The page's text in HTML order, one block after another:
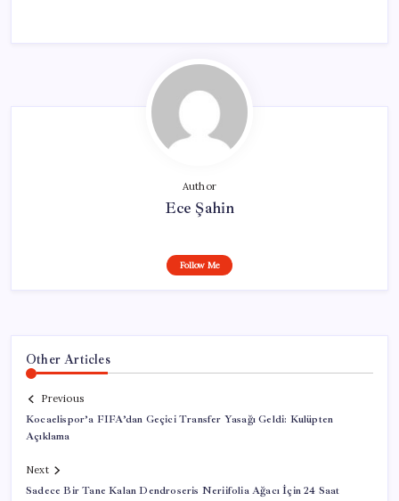
Author
Ece Şahin
Follow Me
Other Articles
Previous
Kocaelispor’a FIFA’dan Geçici Transfer Yasağı Geldi: Kulüpten
Açıklama
Next
Sadece Bir Tane Kalan Dendroseris Neriifolia Ağacı İçin 24 Saat